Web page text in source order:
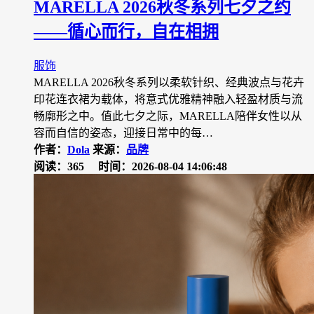
MARELLA 2026秋冬系列七夕之约
——循心而行，自在相拥
服饰
MARELLA 2026秋冬系列以柔软针织、经典波点与花卉
印花连衣裙为载体，将意式优雅精神融入轻盈材质与流
畅廓形之中。值此七夕之际，MARELLA陪伴女性以从
容而自信的姿态，迎接日常中的每…
作者： Dola 来源： 品牌
阅读：365
时间：2026-08-04 14:06:48